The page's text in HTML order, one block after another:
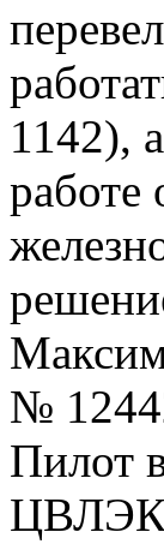
1142),
работе
№
Пилот
ЦВЛЭК